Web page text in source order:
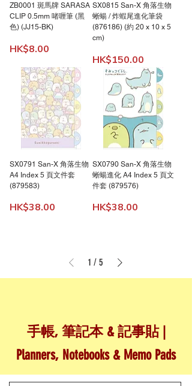
ZB0001 斑馬牌 SARASA
CLIP 0.5mm 啫喱筆 (黑
色) (JJ15-BK)
價格
HK$8.00
SX0815 San-X 角落生物
蜥蝪 / 炸蝦尾進化筆袋
(876186) (約 20 x 10 x 5
cm)
價格
HK$150.00
SX0791 San-X 角落生物
A4 Index 5 頁文件套
(879583)
價格
HK$38.00
SX0790 San-X 角落生物
蜥蝪進化 A4 Index 5 頁文
件套 (879576)
價格
HK$38.00
1 / 5
手帳, 筆記本 & 記事貼 |
Planners, Notebooks & Memo Pads